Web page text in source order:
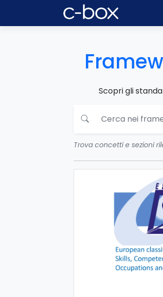
Scopri gli
Trova concetti e sezioni